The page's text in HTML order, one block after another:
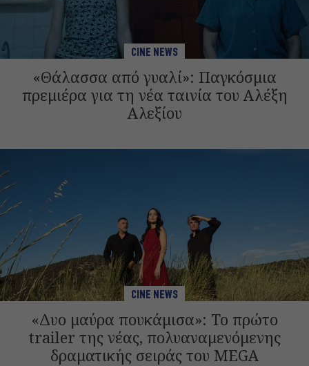
CINE NEWS
«Θάλασσα από γυαλί»: Παγκόσμια
πρεμιέρα για τη νέα ταινία του Αλέξη
Αλεξίου
CINE NEWS
«Δυο μαύρα πουκάμισα»: Το πρώτο
trailer της νέας, πολυαναμενόμενης
δραματικής σειράς του MEGA